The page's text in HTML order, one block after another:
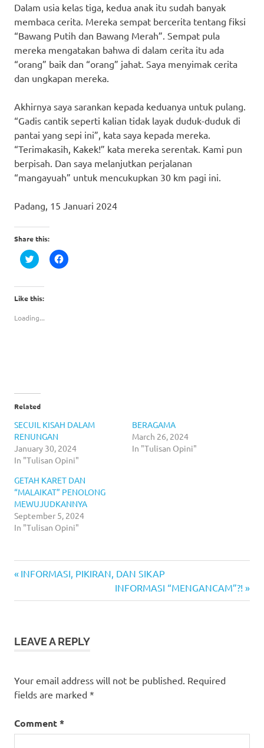
Dalam usia kelas tiga, kedua anak itu sudah banyak
membaca cerita. Mereka sempat bercerita tentang fiksi
“Bawang Putih dan Bawang Merah”. Sempat pula
mereka mengatakan bahwa di dalam cerita itu ada
“orang” baik dan “orang” jahat. Saya menyimak cerita
dan ungkapan mereka.
Akhirnya saya sarankan kepada keduanya untuk pulang.
“Gadis cantik seperti kalian tidak layak duduk-duduk di
pantai yang sepi ini”, kata saya kepada mereka.
“Terimakasih, Kakek!” kata mereka serentak. Kami pun
berpisah. Dan saya melanjutkan perjalanan
“mangayuah” untuk mencukupkan 30 km pagi ini.
Padang, 15 Januari 2024
Share this:
Click
to
Twitter
(Opens
in
window)
Click
to
Like this:
Loading...
Related
SECUIL KISAH DALAM
RENUNGAN
January 30, 2024
In "Tulisan Opini"
BERAGAMA
March 26, 2024
In "Tulisan Opini"
GETAH KARET DAN
“MALAIKAT” PENOLONG
MEWUJUDKANNYA
September 5, 2024
In "Tulisan Opini"
Post
navigation
Previous
INFORMASI, PIKIRAN, DAN SIKAP
Next
Post:
INFORMASI “MENGANCAM”?!
LEAVE A REPLY
Your email address will not be published. Required
fields are marked *
Comment*